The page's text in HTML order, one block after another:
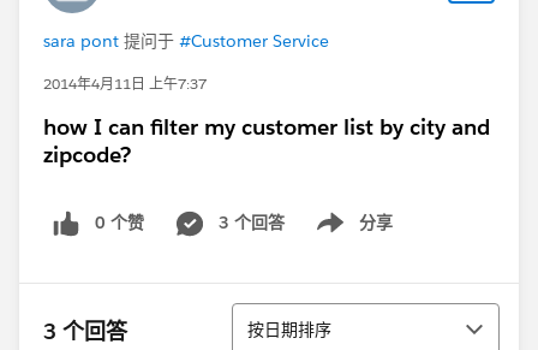
sara pont 提问于 #Customer Service
2014年4月11日 上午7:37
how I can filter my customer list by city and
zipcode?
0 个赞 3 个回答 分享
Show menu
3 个回答 排序
按日期排序